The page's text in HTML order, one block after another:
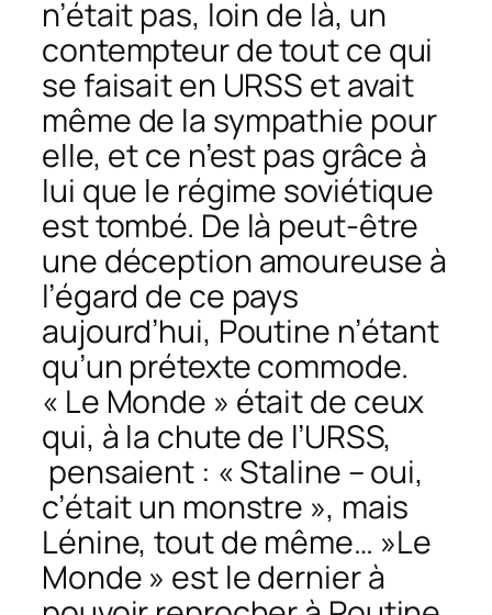
n’était pas, loin de là, un
contempteur de tout ce qui
se faisait en URSS et avait
même de la sympathie pour
elle, et ce n’est pas grâce à
lui que le régime soviétique
est tombé. De là peut-être
une déception amoureuse à
l’égard de ce pays
aujourd’hui, Poutine n’étant
qu’un prétexte commode.
« Le Monde » était de ceux
qui, à la chute de l’URSS,
pensaient : « Staline – oui,
c’était un monstre », mais
Lénine, tout de même… »Le
Monde » est le dernier à